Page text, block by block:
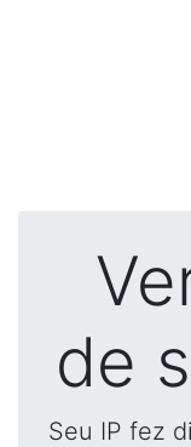
de
Seu IP fez